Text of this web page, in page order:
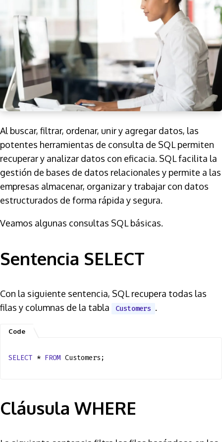
Al buscar, filtrar, ordenar, unir y agregar datos, las
potentes herramientas de consulta de SQL permiten
recuperar y analizar datos con eficacia. SQL facilita la
gestión de bases de datos relacionales y permite a las
empresas almacenar, organizar y trabajar con datos
estructurados de forma rápida y segura.
Veamos algunas consultas SQL básicas.
Sentencia SELECT
Con la siguiente sentencia, SQL recupera todas las
filas y columnas de la tabla
Customers .
SELECT * FROM Customers;
Cláusula WHERE